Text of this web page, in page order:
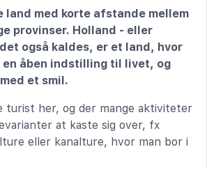
land med korte afstande mellem
provinser. Holland - eller
også kaldes, er et land, hvor
en åben indstilling til livet, og
et smil.
her, og der mange aktiviteter
at kaste sig over, fx
eller kanalture, hvor man bor i